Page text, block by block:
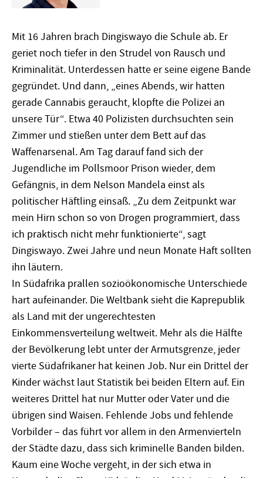
Mit 16 Jahren brach Dingiswayo die Schule ab. Er
geriet noch tiefer in den Strudel von Rausch und
Kriminalität. Unterdessen hatte er seine eigene Bande
gegründet. Und dann, „eines Abends, wir hatten
gerade Cannabis geraucht, klopfte die Polizei an
unsere Tür“. Etwa 40 Polizisten durchsuchten sein
Zimmer und stießen unter dem Bett auf das
Waffenarsenal. Am Tag darauf fand sich der
Jugendliche im Pollsmoor Prison wieder, dem
Gefängnis, in dem Nelson Mandela einst als
politischer Häftling einsaß. „Zu dem Zeitpunkt war
mein Hirn schon so von Drogen programmiert, dass
ich praktisch nicht mehr funktionierte“, sagt
Dingiswayo. Zwei Jahre und neun Monate Haft sollten
ihn läutern.
In Südafrika prallen sozioökonomische Unterschiede
hart aufeinander. Die Weltbank sieht die Kap­republik
als Land mit der ungerechtesten
Einkommensverteilung weltweit. Mehr als die Hälfte
der Bevölkerung lebt unter der Armutsgrenze, jeder
vierte Südafrikaner hat keinen Job. Nur ein Drittel der
Kinder wächst laut Statistik bei beiden Eltern auf. Ein
weiteres Drittel hat nur Mutter oder Vater und die
übrigen sind Waisen. Fehlende Jobs und fehlende
Vorbilder – das führt vor allem in den Armenvierteln
der Städte dazu, dass sich kriminelle Banden bilden.
Kaum eine Woche vergeht, in der sich etwa in